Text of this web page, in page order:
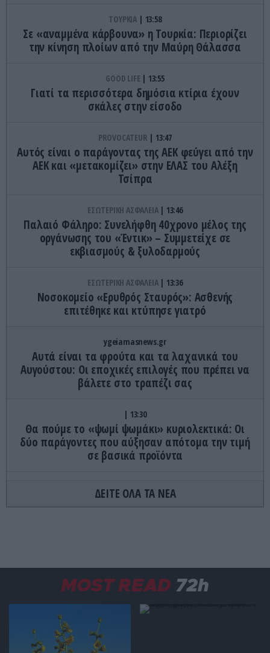
ΤΟΥΡΚΙΑ 13:58
Σε «αναμμένα κάρβουνα» η Τουρκία: Περιορίζει
την κίνηση πλοίων από την Μαύρη Θάλασσα
GOOD LIFE 13:55
Γιατί τα περισσότερα δημόσια κτίρια έχουν
σκάλες στην είσοδο
PROVOCATEUR 13:47
Αυτός είναι ο παράγοντας της ΑΕΚ φεύγει από την
ΑΕΚ και «μετακομίζει» στην ΕΛΑΣ του Αλέξη
Τσίπρα
ΕΣΩΤΕΡΙΚΗ ΑΣΦΑΛΕΙΑ 13:46
Παλαιό Φάληρο: Συνελήφθη 40χρονο μέλος της
οργάνωσης του «Έντικ» – Συμμετείχε σε
εκβιασμούς & ξυλοδαρμούς
ΕΣΩΤΕΡΙΚΗ ΑΣΦΑΛΕΙΑ 13:36
Νοσοκομείο «Ερυθρός Σταυρός»: Ασθενής
επιτέθηκε και κτύπησε γιατρό
ygeiamasnews.gr
Αυτά είναι τα φρούτα και τα λαχανικά του
Αυγούστου: Οι εποχικές επιλογές που πρέπει να
βάλετε στο τραπέζι σας
13:30
Θα πούμε το «ψωμί ψωμάκι» κυριολεκτικά: Οι
δύο παράγοντες που αύξησαν απότομα την τιμή
σε βασικά προϊόντα
ΙΣΤΟΡΙΑ 13:30
Kaz II: H μυστήρια υπόθεση της εξαφάνισης του
από το σημείο (upd)
ΕΝΟΠΛΕΣ ΣΥΓΚΡΟΥΣΕΙΣ
ΕΚΤΑΚΤΟ: Τρεις Μεραρχίες του βορειοκορεατικού
Στρατού αναπτύχθηκαν ταχύτατα στη Ρωσία
ΔΕΙΤΕ ΟΛΑ ΤΑ ΝΕΑ
MOST READ 72h